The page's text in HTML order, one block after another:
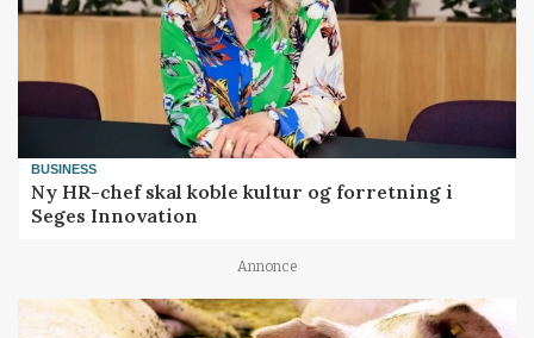
BUSINESS
Ny HR-chef skal koble kultur og forretning i
Seges Innovation
Annonce